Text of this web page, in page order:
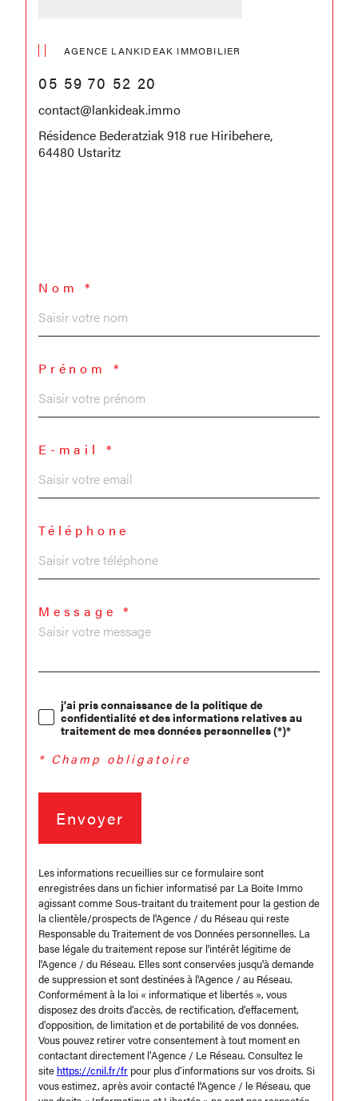
AGENCE LANKIDEAK IMMOBILIER
05 59 70 52 20
contact@lankideak.immo
Résidence Bederatziak 918 rue Hiribehere,
64480 Ustaritz
Nom *
Prénom *
E-mail *
Téléphone
Message *
j'ai pris connaissance de la politique de
confidentialité et des informations relatives au
traitement de mes données personnelles (*)*
* Champ obligatoire
Envoyer
Les informations recueillies sur ce formulaire sont
enregistrées dans un fichier informatisé par La Boite Immo
agissant comme Sous-traitant du traitement pour la gestion de
la clientèle/prospects de l'Agence / du Réseau qui reste
Responsable du Traitement de vos Données personnelles. La
base légale du traitement repose sur l'intérêt légitime de
l'Agence / du Réseau. Elles sont conservées jusqu'à demande
de suppression et sont destinées à l'Agence / au Réseau.
Conformément à la loi « informatique et libertés », vous
disposez des droits d’accès, de rectification, d’effacement,
d’opposition, de limitation et de portabilité de vos données.
Vous pouvez retirer votre consentement à tout moment en
contactant directement l’Agence / Le Réseau. Consultez le
site https://cnil.fr/fr pour plus d’informations sur vos droits. Si
vous estimez, après avoir contacté l'Agence / le Réseau, que